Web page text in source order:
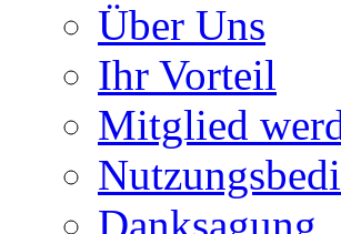
Über Uns
Ihr Vorteil
Mitglied